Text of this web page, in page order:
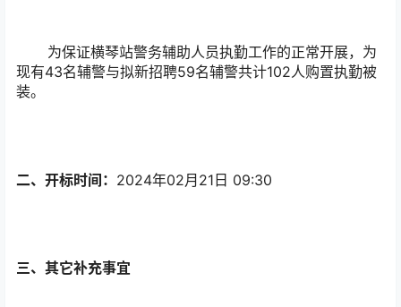
为保证横琴站警务辅助人员执勤工作的正常开展，为
现有43名辅警与拟新招聘59名辅警共计102人购置执勤被
装。
二、开标时间： 2024年02月21日 09:30
三、其它补充事宜